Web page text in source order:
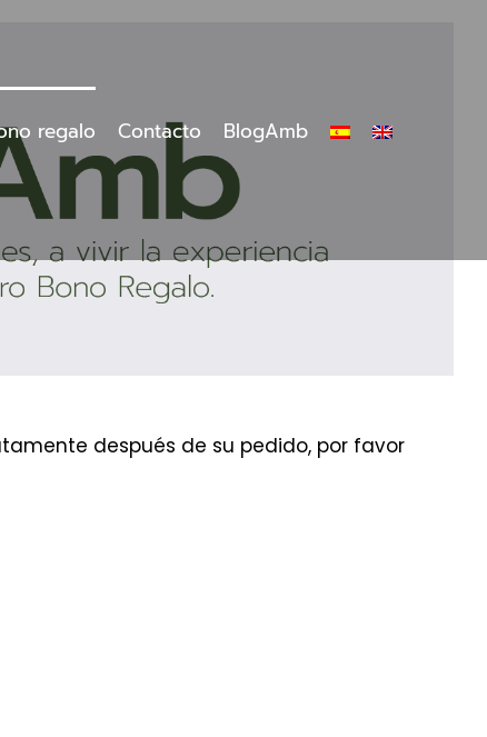
regalo Contacto BlogAmb
después de su pedido, por favor